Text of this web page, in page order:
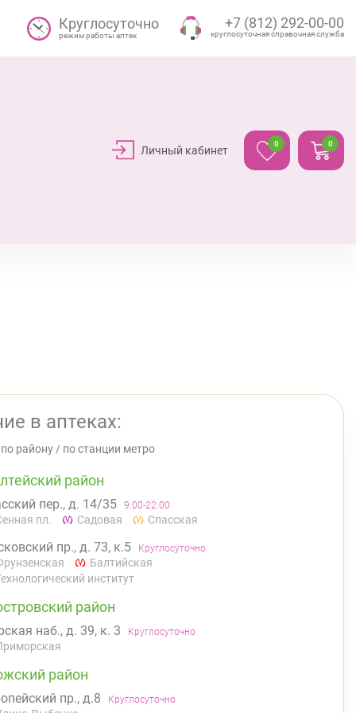
Круглосуточно
режим работы аптек
+7 (812) 292-00-00
круглосуточная справочная служба
Личный кабинет
0 0
в аптеках:
по району / по станции метро
район
пер., д. 14/35 9:00-22:00
пл. Садовая Спасская
пр., д. 73, к.5 Круглосуточно
Балтийская
институт
район
наб., д. 39, к. 3 Круглосуточно
район
пр., д.8 Круглосуточно